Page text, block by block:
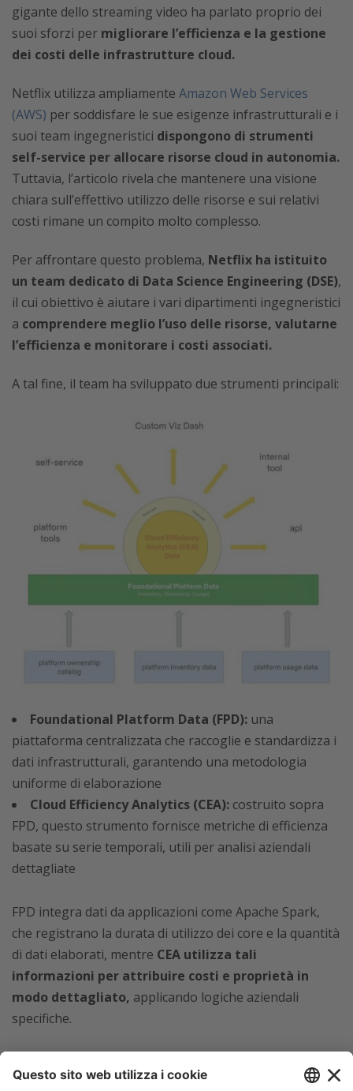
gigante dello streaming video ha parlato proprio dei
suoi sforzi per migliorare l’efficienza e la gestione
dei costi delle infrastrutture cloud.
Netflix utilizza ampliamente Amazon Web Services
(AWS) per soddisfare le sue esigenze infrastrutturali e i
suoi team ingegneristici dispongono di strumenti
self-service per allocare risorse cloud in autonomia.
Tuttavia, l’articolo rivela che mantenere una visione
chiara sull’effettivo utilizzo delle risorse e sui relativi
costi rimane un compito molto complesso.
Per affrontare questo problema, Netflix ha istituito
un team dedicato di Data Science Engineering (DSE),
il cui obiettivo è aiutare i vari dipartimenti ingegneristici
a comprendere meglio l’uso delle risorse, valutarne
l’efficienza e monitorare i costi associati.
A tal fine, il team ha sviluppato due strumenti principali:
Foundational Platform Data (FPD): una
piattaforma centralizzata che raccoglie e standardizza i
dati infrastrutturali, garantendo una metodologia
uniforme di elaborazione
Cloud Efficiency Analytics (CEA): costruito sopra
FPD, questo strumento fornisce metriche di efficienza
basate su serie temporali, utili per analisi aziendali
dettagliate
FPD integra dati da applicazioni come Apache Spark,
che registrano la durata di utilizzo dei core e la quantità
di dati elaborati, mentre CEA utilizza tali
informazioni per attribuire costi e proprietà in
modo dettagliato, applicando logiche aziendali
specifiche.
La portata e la complessità dei dati generati da Netflix
sono significative,a causa delle peculiarità delle